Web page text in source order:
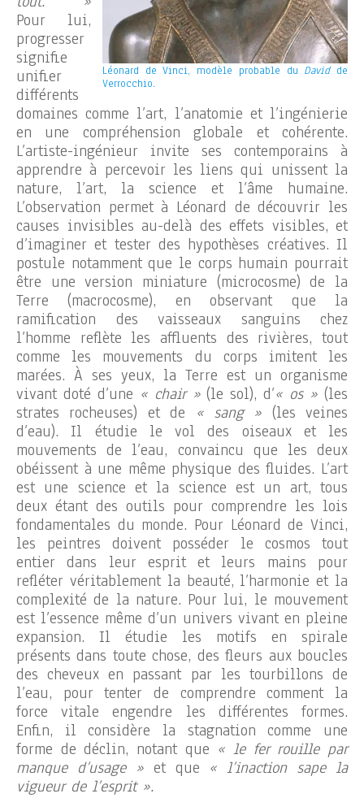
Léonard de Vinci, modèle probable du David de
Verrocchio.
Pour lui,
progresser
signifie
unifier
différents
domaines comme l’art, l’anatomie et l’ingénierie
en une compréhension globale et cohérente.
L’artiste-ingénieur invite ses contemporains à
apprendre à percevoir les liens qui unissent la
nature, l’art, la science et l’âme humaine.
L’observation permet à Léonard de découvrir les
causes invisibles au-delà des effets visibles, et
d’imaginer et tester des hypothèses créatives. Il
postule notamment que le corps humain pourrait
être une version miniature (microcosme) de la
Terre (macrocosme), en observant que la
ramification des vaisseaux sanguins chez
l’homme reflète les affluents des rivières, tout
comme les mouvements du corps imitent les
marées. À ses yeux, la Terre est un organisme
vivant doté d’une « chair »(le sol), d’« os » (les
strates rocheuses) et de « sang » (les veines
d’eau). Il étudie le vol des oiseaux et les
mouvements de l’eau, convaincu que les deux
obéissent à une même physique des fluides. L’art
est une science et la science est un art, tous
deux étant des outils pour comprendre les lois
fondamentales du monde. Pour Léonard de Vinci,
les peintres doivent posséder le cosmos tout
entier dans leur esprit et leurs mains pour
refléter véritablement la beauté, l’harmonie et la
complexité de la nature. Pour lui, le mouvement
est l’essence même d’un univers vivant en pleine
expansion. Il étudie les motifs en spirale
présents dans toute chose, des fleurs aux boucles
des cheveux en passant par les tourbillons de
l’eau, pour tenter de comprendre comment la
force vitale engendre les différentes formes.
Enfin, il considère la stagnation comme une
forme de déclin, notant que « le fer rouille par
manque d’usage »et que « l’inaction sape la
vigueur de l’esprit ».